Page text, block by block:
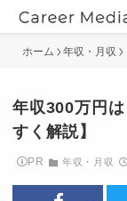
ホーム 年収・月収
年収300万円
すく解説】
PR 年収・月収